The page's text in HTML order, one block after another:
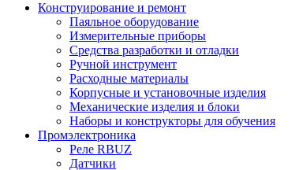
Конструирование и ремонт
Паяльное оборудование
Измерительные приборы
Средства разработки и отладки
Ручной инструмент
Расходные материалы
Корпусные и установочные изделия
Механические изделия и блоки
Наборы и конструкторы для обучения
Промэлектроника
Реле RBUZ
Датчики